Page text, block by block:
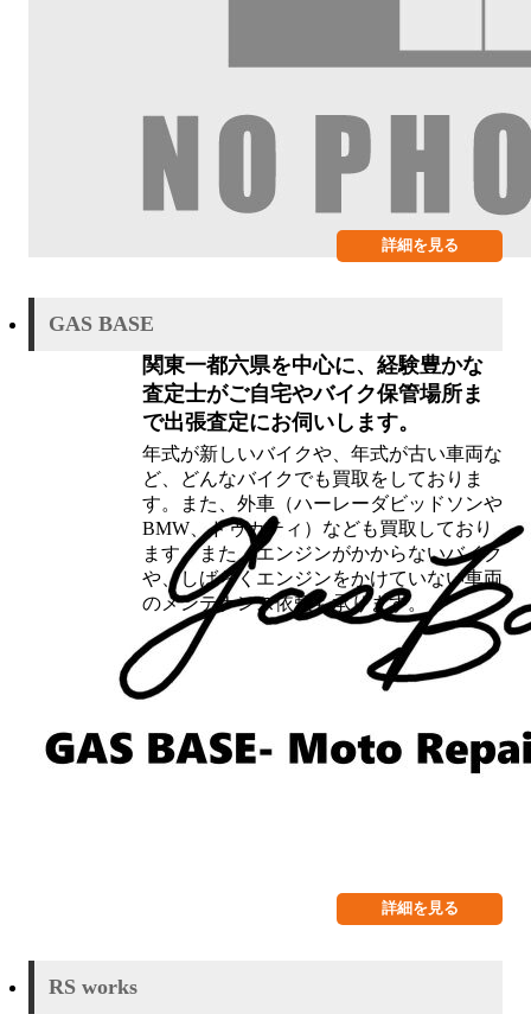
詳細を見る
GAS BASE
関東一都六県を中心に、経験豊かな
査定士がご自宅やバイク保管場所ま
で出張査定にお伺いします。
年式が新しいバイクや、年式が古い車両な
ど、どんなバイクでも買取をしておりま
す。また、外車（ハーレーダビッドソンや
BMW、ドゥカティ）なども買取しており
ます。また、エンジンがかからないバイク
や、しばらくエンジンをかけていない車両
のメンテナンス依頼も承ります。
詳細を見る
RS works